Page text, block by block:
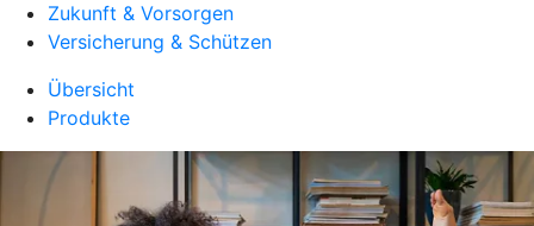
Zukunft & Vorsorgen
Versicherung & Schützen
Übersicht
Produkte